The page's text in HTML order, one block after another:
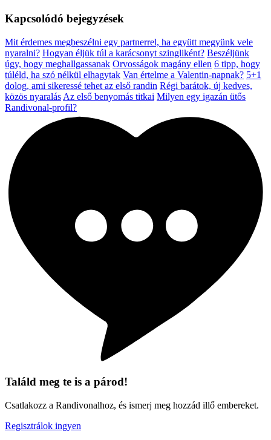
Kapcsolódó bejegyzések
Mit érdemes megbeszélni egy partnerrel, ha együtt megyünk vele
nyaralni? Hogyan éljük túl a karácsonyt szingliként? Beszéljünk
úgy, hogy meghallgassanak Orvosságok magány ellen 6 tipp, hogy
túléld, ha szó nélkül elhagytak Van értelme a Valentin-napnak? 5+1
dolog, ami sikeressé tehet az első randin Régi barátok, új kedves,
közös nyaralás Az első benyomás titkai Milyen egy igazán ütős
Randivonal-profil?
Találd meg te is a párod!
Csatlakozz a Randivonalhoz, és ismerj meg hozzád illő embereket.
Regisztrálok ingyen